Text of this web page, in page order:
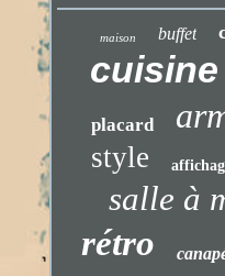
maison buffet
cuisine
placard
style
salle à
rétro